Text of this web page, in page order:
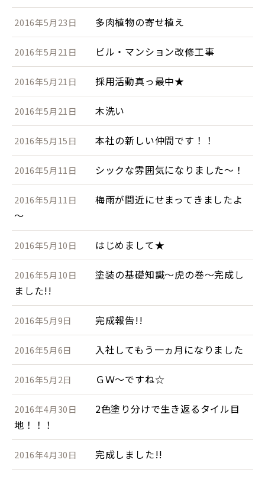
2016年5月23日 多肉植物の寄せ植え
2016年5月21日 ビル・マンション改修工事
2016年5月21日 採用活動真っ最中★
2016年5月21日 木洗い
2016年5月15日 本社の新しい仲間です！！
2016年5月11日 シックな雰囲気になりました～！
2016年5月11日
梅雨が間近にせまってきましたよ
～
2016年5月10日 はじめまして★
2016年5月10日
塗装の基礎知識～虎の巻～完成し
ました!!
2016年5月9日 完成報告!!
2016年5月6日 入社してもう一ヵ月になりました
2016年5月2日 ＧＷ～ですね☆
2016年4月30日
2色塗り分けで生き返るタイル目
地！！！
2016年4月30日 完成しました!!